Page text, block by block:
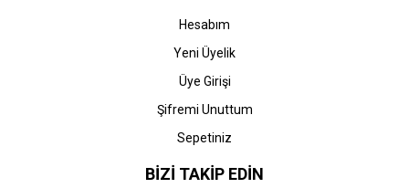
Hesabım
Yeni Üyelik
Üye Girişi
Şifremi Unuttum
Sepetiniz
BİZİ TAKİP EDİN